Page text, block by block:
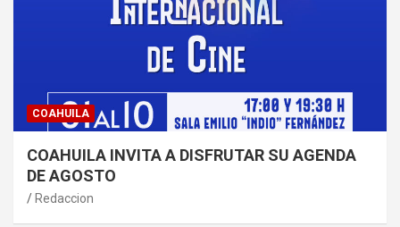
COAHUILA
COAHUILA INVITA A DISFRUTAR SU AGENDA
DE AGOSTO
Redaccion